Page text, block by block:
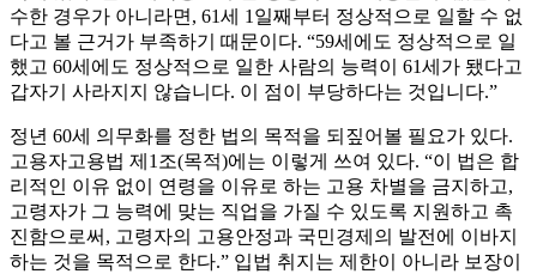
수한 경우가 아니라면, 61세 1일째부터 정상적으로 일할 수 없
다고 볼 근거가 부족하기 때문이다. “59세에도 정상적으로 일
했고 60세에도 정상적으로 일한 사람의 능력이 61세가 됐다고
갑자기 사라지지 않습니다. 이 점이 부당하다는 것입니다.”
정년 60세 의무화를 정한 법의 목적을 되짚어볼 필요가 있다.
고용자고용법 제1조(목적)에는 이렇게 쓰여 있다. “이 법은 합
리적인 이유 없이 연령을 이유로 하는 고용 차별을 금지하고,
고령자가 그 능력에 맞는 직업을 가질 수 있도록 지원하고 촉
진함으로써, 고령자의 고용안정과 국민경제의 발전에 이바지
하는 것을 목적으로 한다.” 입법 취지는 제한이 아니라 보장이